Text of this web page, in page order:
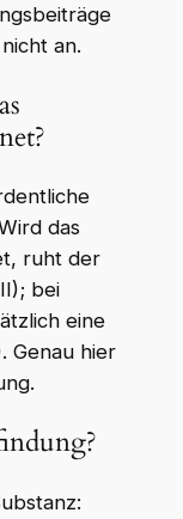
an.
das
ruht der
bei
eine
Genau hier